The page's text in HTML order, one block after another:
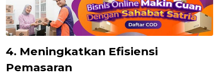
4. Meningkatkan Efisiensi
Pemasaran